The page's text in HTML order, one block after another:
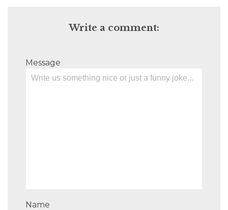
Write a comment:
Message
Name